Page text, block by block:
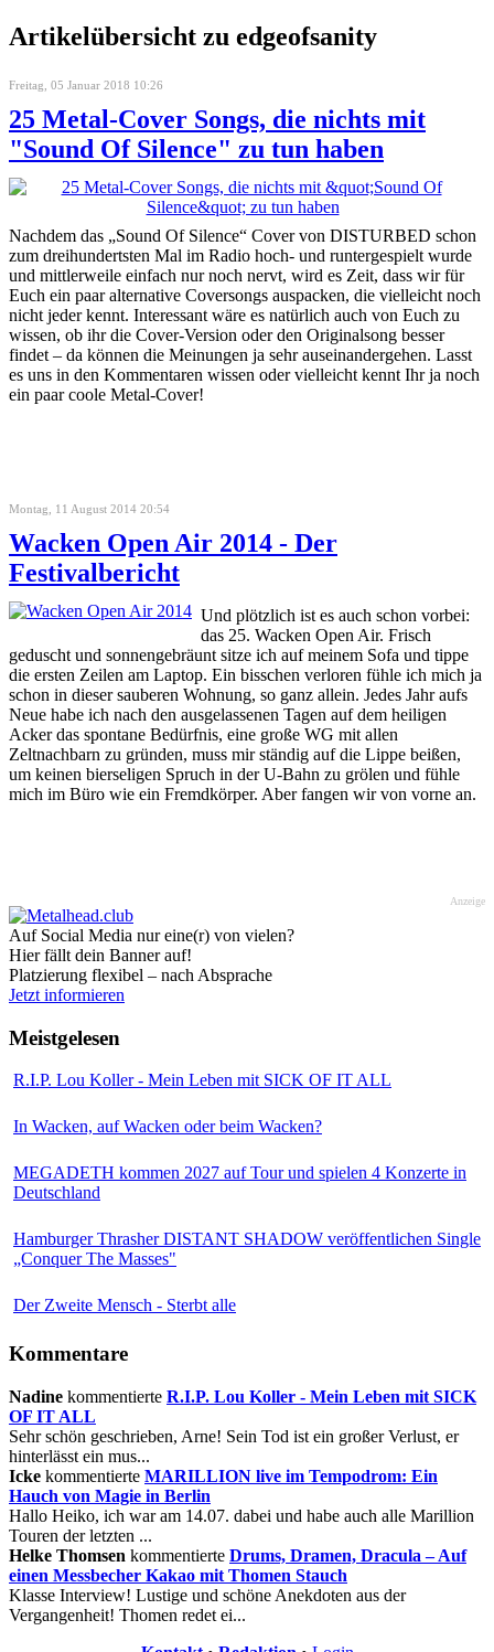
Artikelübersicht zu edgeofsanity
Freitag, 05 Januar 2018 10:26
25 Metal-Cover Songs, die nichts mit
"Sound Of Silence" zu tun haben
Nachdem das „Sound Of Silence“ Cover von DISTURBED schon
zum dreihundertsten Mal im Radio hoch- und runtergespielt wurde
und mittlerweile einfach nur noch nervt, wird es Zeit, dass wir für
Euch ein paar alternative Coversongs auspacken, die vielleicht noch
nicht jeder kennt. Interessant wäre es natürlich auch von Euch zu
wissen, ob ihr die Cover-Version oder den Originalsong besser
findet – da können die Meinungen ja sehr auseinandergehen. Lasst
es uns in den Kommentaren wissen oder vielleicht kennt Ihr ja noch
ein paar coole Metal-Cover!
Montag, 11 August 2014 20:54
Wacken Open Air 2014 - Der
Festivalbericht
Und plötzlich ist es auch schon vorbei:
das 25. Wacken Open Air. Frisch
geduscht und sonnengebräunt sitze ich auf meinem Sofa und tippe
die ersten Zeilen am Laptop. Ein bisschen verloren fühle ich mich ja
schon in dieser sauberen Wohnung, so ganz allein. Jedes Jahr aufs
Neue habe ich nach den ausgelassenen Tagen auf dem heiligen
Acker das spontane Bedürfnis, eine große WG mit allen
Zeltnachbarn zu gründen, muss mir ständig auf die Lippe beißen,
um keinen bierseligen Spruch in der U-Bahn zu grölen und fühle
mich im Büro wie ein Fremdkörper. Aber fangen wir von vorne an.
Anzeige
Auf Social Media nur eine(r) von vielen?
Hier fällt dein Banner auf!
Platzierung flexibel – nach Absprache
Jetzt informieren
Meistgelesen
R.I.P. Lou Koller - Mein Leben mit SICK OF IT ALL
In Wacken, auf Wacken oder beim Wacken?
MEGADETH kommen 2027 auf Tour und spielen 4 Konzerte in
Deutschland
Hamburger Thrasher DISTANT SHADOW veröffentlichen Single
„Conquer The Masses"
Der Zweite Mensch - Sterbt alle
Kommentare
Nadine kommentierte R.I.P. Lou Koller - Mein Leben mit SICK
OF IT ALL
Sehr schön geschrieben, Arne! Sein Tod ist ein großer Verlust, er
hinterlässt ein mus...
Icke kommentierte MARILLION live im Tempodrom: Ein
Hauch von Magie in Berlin
Hallo Heiko, ich war am 14.07. dabei und habe auch alle Marillion
Touren der letzten ...
Helke Thomsen kommentierte Drums, Dramen, Dracula – Auf
einen Messbecher Kakao mit Thomen Stauch
Klasse Interview! Lustige und schöne Anekdoten aus der
Vergangenheit! Thomen redet ei...